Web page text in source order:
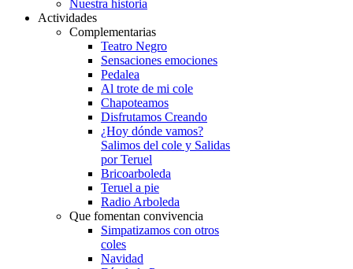
Nuestra historia
Actividades
Complementarias
Teatro Negro
Sensaciones emociones
Pedalea
Al trote de mi cole
Chapoteamos
Disfrutamos Creando
¿Hoy dónde vamos?
Salimos del cole y Salidas
por Teruel
Bricoarboleda
Teruel a pie
Radio Arboleda
Que fomentan convivencia
Simpatizamos con otros
coles
Navidad